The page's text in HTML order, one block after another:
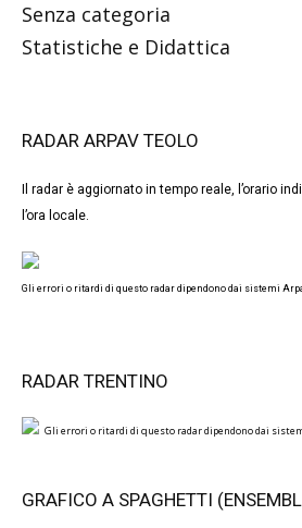
Senza categoria
Statistiche e Didattica
RADAR ARPAV TEOLO
Il radar è aggiornato in tempo reale, l’orario
l’ora locale.
Gli errori o ritardi di questo radar dipendono dai sistemi
RADAR TRENTINO
Gli errori o ritardi di questo radar dipendono dai
GRAFICO A SPAGHETTI